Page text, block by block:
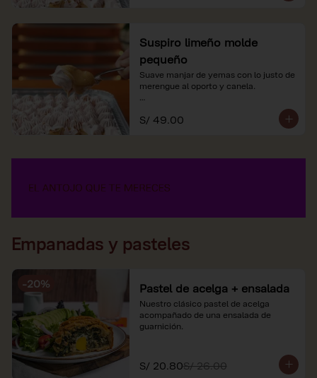
Suspiro limeño molde
pequeño
Suave manjar de yemas con lo justo de
merengue al oporto y canela.
*Nuestros precios están expresados en
soles e incluyen impuestos de ley y
S/ 49.00
Empanadas y pasteles
-20% Pastel de acelga + ensalada
Nuestro clásico pastel de acelga
acompañado de una ensalada de
guarnición.
S/ 20.80S/ 26.00